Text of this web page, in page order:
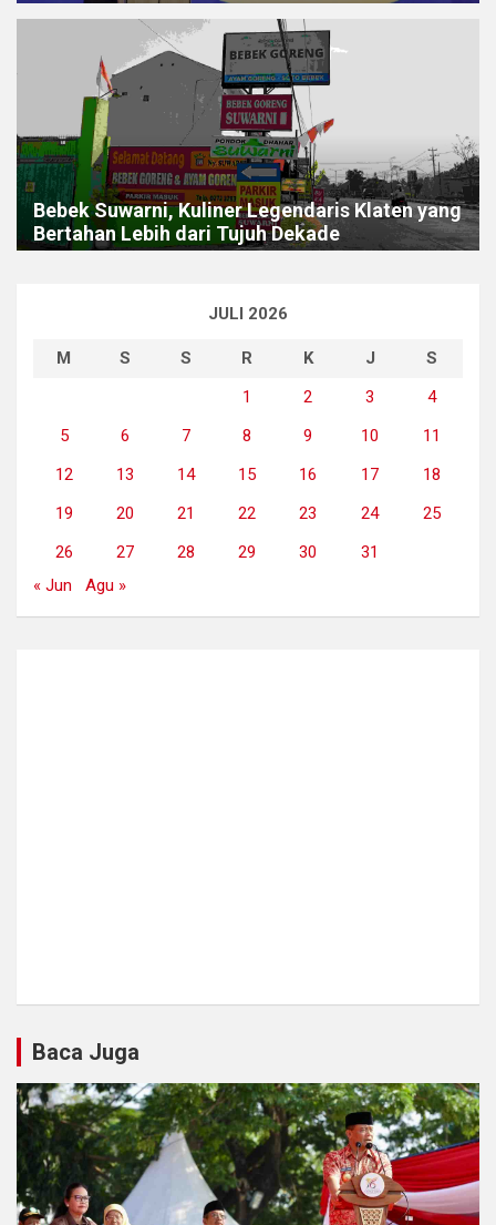
Bebek Suwarni, Kuliner Legendaris Klaten yang
Bertahan Lebih dari Tujuh Dekade
JULI 2026
M S S R K J
S
1
2 3
4
5
6 7 8 9 10
11
12
13 14 15 16 17
18
19
20 21 22 23 24
25
26
27 28 29 30
31
« Jun
Agu »
Baca Juga